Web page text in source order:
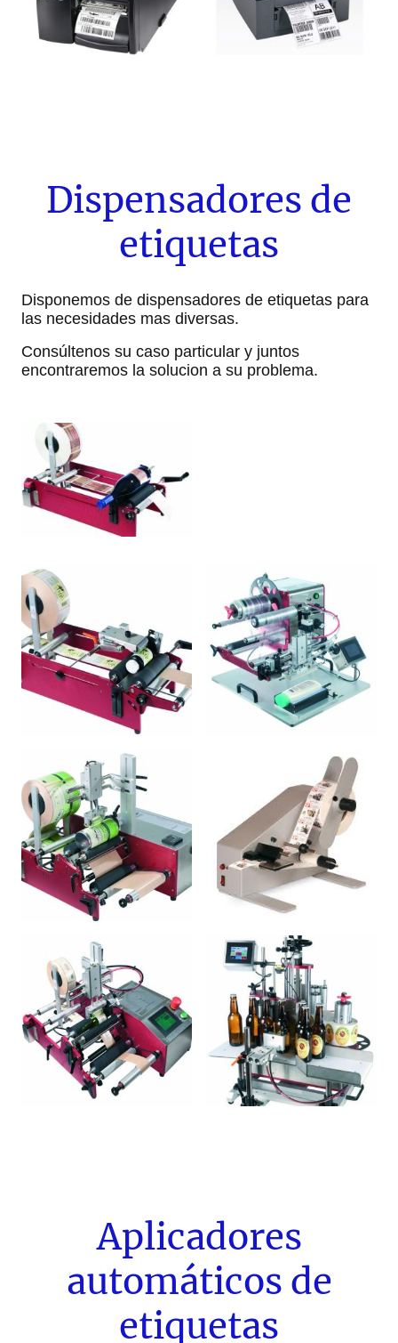
Dispensadores de
etiquetas
Disponemos de dispensadores de etiquetas para
las necesidades mas diversas.
Consúltenos su caso particular y juntos
encontraremos la solucion a su problema.
Aplicadores
automáticos de
etiquetas